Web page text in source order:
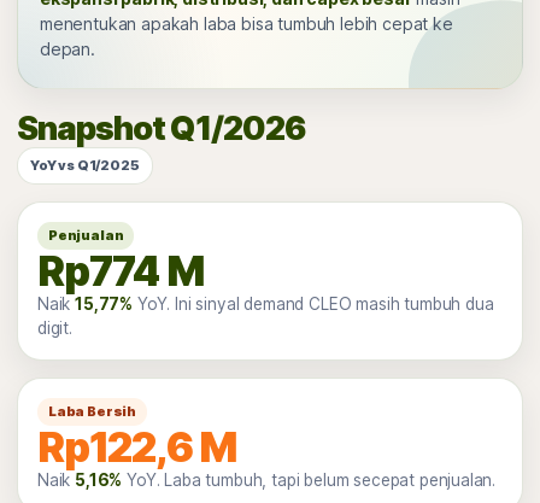
menentukan apakah laba bisa tumbuh lebih cepat ke
depan.
Snapshot Q1/2026
YoY vs Q1/2025
Penjualan
Rp774 M
Naik15,77% YoY. Ini sinyal demand CLEO masih tumbuh dua
digit.
Laba Bersih
Rp122,6 M
Naik 5,16% YoY. Laba tumbuh, tapi belum secepat penjualan.